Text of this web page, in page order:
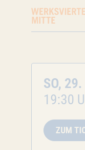
SO,
19:30
ZUM